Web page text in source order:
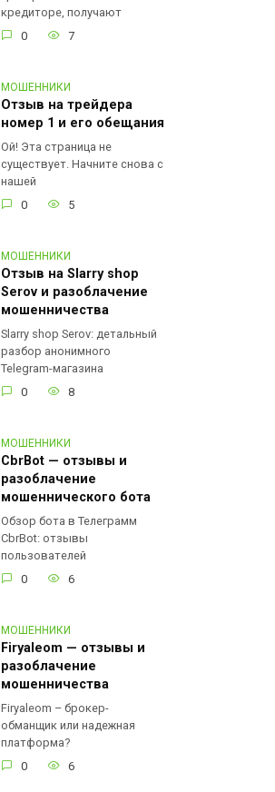
кредиторе, получают
0
7
МОШЕННИКИ
Отзыв на трейдера
номер 1 и его обещания
Ой! Эта страница не
существует. Начните снова с
нашей
0
5
МОШЕННИКИ
Отзыв на Slarry shop
Serov и разоблачение
мошенничества
Slarry shop Serov: детальный
разбор анонимного
Telegram-магазина
0
8
МОШЕННИКИ
CbrBot — отзывы и
разоблачение
мошеннического бота
Обзор бота в Телеграмм
CbrBot: отзывы
пользователей
0
6
МОШЕННИКИ
Firyaleom — отзывы и
разоблачение
мошенничества
Firyaleom – брокер-
обманщик или надежная
платформа?
0
6